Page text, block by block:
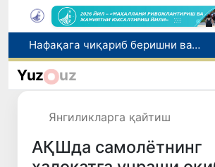
Рақобат қўмитаси биологик фаол қўшимчалар рекламаси бўйича огоҳлантирди
Маҳалла банкири: рақамлар ортидаги инсонлар тақдири
Yuz uz
Янгиликларга қайтиш
АҚШда самолётнинг